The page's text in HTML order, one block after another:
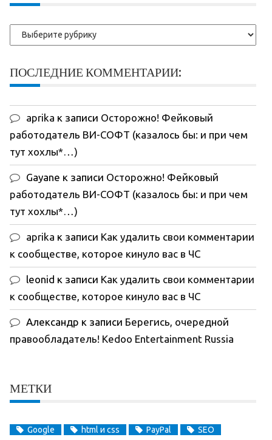
Рубрики
ПОСЛЕДНИЕ КОММЕНТАРИИ:
aprika к записи Осторожно! Фейковый
работодатель ВИ-СОФТ (казалось бы: и при чем
тут хохлы*…)
Gayane к записи Осторожно! Фейковый
работодатель ВИ-СОФТ (казалось бы: и при чем
тут хохлы*…)
aprika к записи Как удалить свои комментарии
к сообществе, которое кинуло вас в ЧС
leonid к записи Как удалить свои комментарии
к сообществе, которое кинуло вас в ЧС
Александр к записи Берегись, очередной
правообладатель! Kedoo Entertainment Russia
МЕТКИ
Google html и css PayPal
SEO